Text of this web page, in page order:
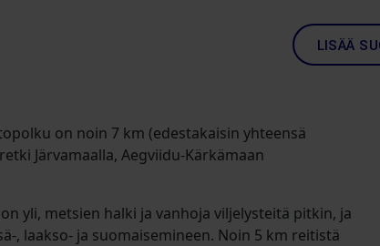
LISÄÄ
on noin 7 km (edestakaisin yhteensä
Järvamaalla, Aegviidu-Kärkämaan
yli, metsien halki ja vanhoja viljelysteitä pitkin, ja
, laakso- ja suomaisemineen. Noin 5 km reitistä